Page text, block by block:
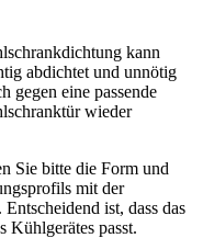
kann
abdichtet und unnötig
gegen eine passende
wieder
Sie bitte die Form und
mit der
ist, dass das
Kühlgerätes passt.